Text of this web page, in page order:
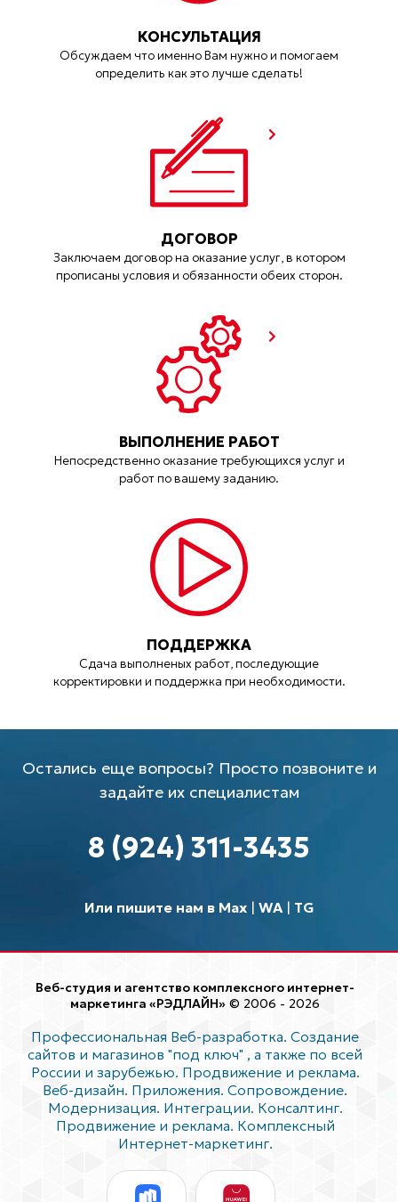
КОНСУЛЬТАЦИЯ
Обсуждаем что именно Вам нужно и помогаем
определить как это лучше сделать!
ДОГОВОР
Заключаем договор на оказание услуг, в котором
прописаны условия и обязанности обеих сторон.
ВЫПОЛНЕНИЕ РАБОТ
Непосредственно оказание требующихся услуг и
работ по вашему заданию.
ПОДДЕРЖКА
Сдача выполненых работ, последующие
корректировки и поддержка при необходимости.
Остались еще вопросы? Просто позвоните и
задайте их специалистам
8 (924) 311-3435
Или пишите нам в Max| WA| TG
Веб-студия и агентство комплексного интернет-
маркетинга «РЭДЛАЙН» © 2006 - 2026
Профессиональная Веб-разработка. Создание
сайтов и магазинов "под ключ" , а также по всей
России и зарубежью. Продвижение и реклама.
Веб-дизайн. Приложения. Сопровождение.
Модернизация. Интеграции. Консалтинг.
Продвижение и реклама. Комплексный
Интернет-маркетинг.